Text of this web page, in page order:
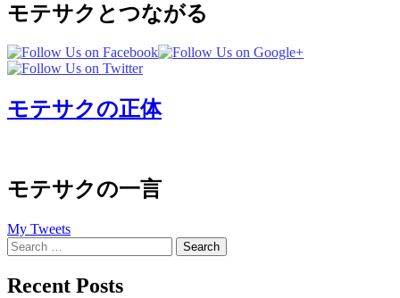
モテサクとつながる
モテサクの正体
モテサクの一言
My Tweets
Search
for:
Recent Posts